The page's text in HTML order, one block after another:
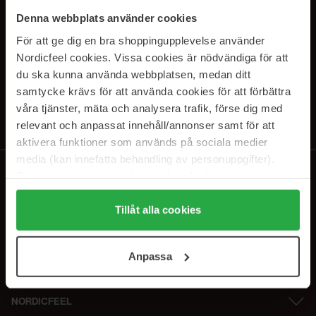
Denna webbplats använder cookies
För att ge dig en bra shoppingupplevelse använder
Nordicfeel cookies. Vissa cookies är nödvändiga för att
du ska kunna använda webbplatsen, medan ditt
samtycke krävs för att använda cookies för att förbättra
våra tjänster, mäta och analysera trafik, förse dig med
relevant och anpassat innehåll/annonser samt för att
aktivera funktioner som används på sociala medier
media (kan innefatta behandling av personuppgifter).
Genom att trycka på "Tillåt alla cookies" accepterar du
alla cookies, medan du under "Detaljer" kan anpassa
användningen av cookies. Du kan när som helst återkalla
samt vår Integritetspolicy.
Tillåt alla cookies
Anpassa
PRENUMERERA PÅ VÅRA
NYHETSBREV
E-postadress
Genom att prenumerera accepterar du vårIntegritetspolicy.
NORDICFEEL